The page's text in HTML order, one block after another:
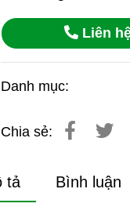
Liên
Danh mục:
Chia sẻ:
tả Bình luận